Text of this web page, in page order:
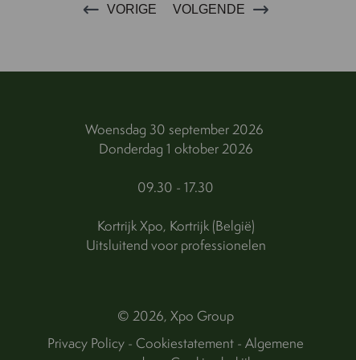
VORIGE VOLGENDE
Woensdag 30 september 2026
Donderdag 1 oktober 2026
09.30 - 17.30
Kortrijk Xpo, Kortrijk (België)
Uitsluitend voor professionelen
© 2026, Xpo Group
Privacy Policy - Cookiestatement -Algemene